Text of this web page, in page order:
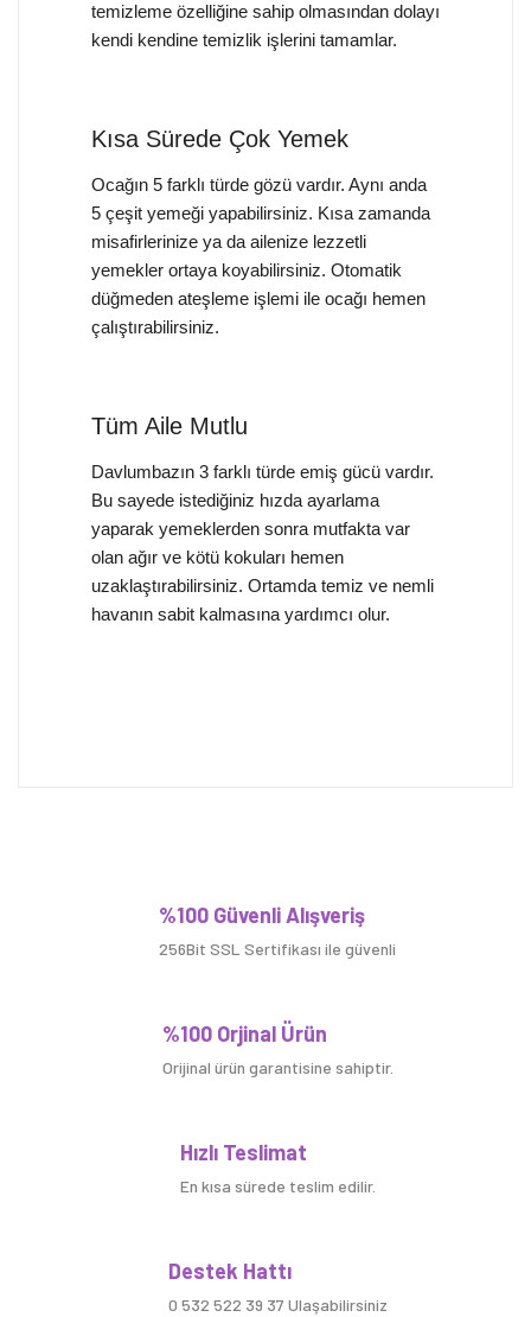
temizleme özelliğine sahip olmasından dolayı
kendi kendine temizlik işlerini tamamlar.
Kısa Sürede Çok Yemek
Ocağın 5 farklı türde gözü vardır. Aynı anda
5 çeşit yemeği yapabilirsiniz. Kısa zamanda
misafirlerinize ya da ailenize lezzetli
yemekler ortaya koyabilirsiniz. Otomatik
düğmeden ateşleme işlemi ile ocağı hemen
çalıştırabilirsiniz.
Tüm Aile Mutlu
Davlumbazın 3 farklı türde emiş gücü vardır.
Bu sayede istediğiniz hızda ayarlama
yaparak yemeklerden sonra mutfakta var
olan ağır ve kötü kokuları hemen
uzaklaştırabilirsiniz. Ortamda temiz ve nemli
havanın sabit kalmasına yardımcı olur.
Yorum Yaz
%100 Güvenli Alışveriş
256Bit SSL Sertifikası ile güvenli
%100 Orjinal Ürün
Orijinal ürün garantisine sahiptir.
Hızlı Teslimat
En kısa sürede teslim edilir.
Destek Hattı
0 532 522 39 37 Ulaşabilirsiniz